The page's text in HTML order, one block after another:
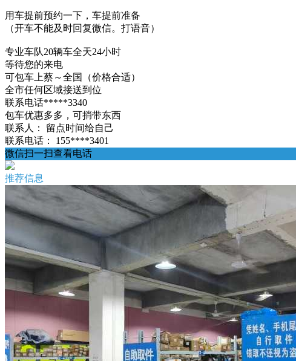
用车提前预约一下，车提前准备
（开车不能及时回复微信。打语音）
专业车队20辆车全天24小时
等待您的来电
可包车上蔡～全国（价格合适）
全市任何区域接送到位
联系电话*****3340
包车优惠多多，可捎带东西
联系人：
留点时间给自己
联系电话：
155****3401
微信扫一扫查看电话
推荐信息